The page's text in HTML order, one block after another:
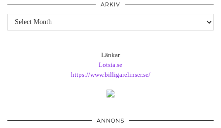
ARKIV
Arkiv
Länkar
Lotsia.se
https://www.billigarelinser.se/
ANNONS